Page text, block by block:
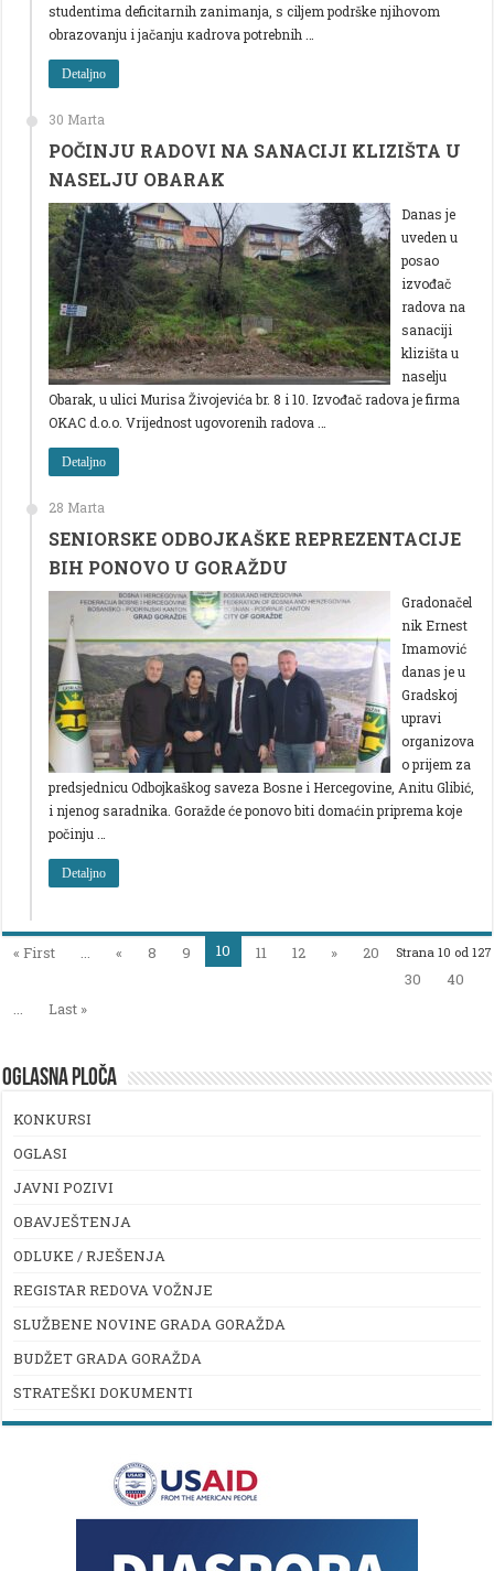
studentima deficitarnih zanimanja, s ciljem podrške njihovom
obrazovanju i jačanju каdrоvа potrebnih …
Detaljno
30 Marta
POČINJU RADOVI NA SANACIJI KLIZIŠTA U
NASELJU OBARAK
Danas je
uveden u
posao
izvođač
radova na
sanaciji
klizišta u
naselju
Obarak, u ulici Murisa Živojevića br. 8 i 10. Izvođač radova je firma
OKAC d.o.o. Vrijednost ugovorenih radova …
Detaljno
28 Marta
SENIORSKE ODBOJKAŠKE REPREZENTACIJE
BIH PONOVO U GORAŽDU
Gradonačel
nik Ernest
Imamović
danas je u
Gradskoj
upravi
organizova
o prijem za
predsjednicu Odbojkaškog saveza Bosne i Hercegovine, Anitu Glibić,
i njenog saradnika. Goražde će ponovo biti domaćin priprema koje
počinju …
Detaljno
Strana 10 od 127
« First « 8 9 10 11 12 »
20
30
40
Last »
OGLASNA PLOČA
KONKURSI
OGLASI
JAVNI POZIVI
OBAVJEŠTENJA
ODLUKE / RJEŠENJA
REGISTAR REDOVA VOŽNJE
SLUŽBENE NOVINE GRADA GORAŽDA
BUDŽET GRADA GORAŽDA
STRATEŠKI DOKUMENTI